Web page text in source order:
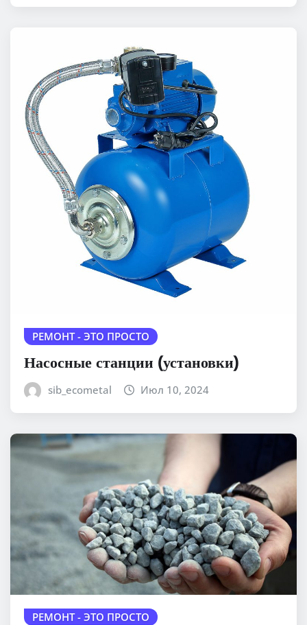
РЕМОНТ - ЭТО ПРОСТО
Насосные станции (установки)
sib_ecometal Июл 10, 2024
РЕМОНТ - ЭТО ПРОСТО